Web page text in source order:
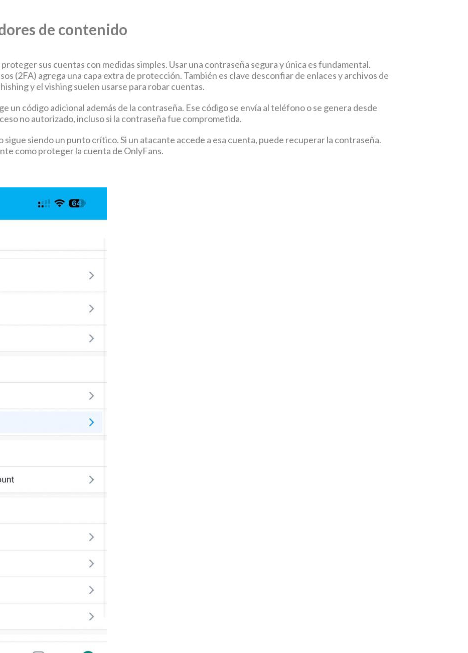
de contenido
sus cuentas con medidas simples. Usar una contraseña segura y única es fundamental.
(2FA) agrega una capa extra de protección. También es clave desconfiar de enlaces y archivos de
y el vishing suelen usarse para robar cuentas.
un código adicional además de la contraseña. Ese código se envía al teléfono o se genera desde
no autorizado, incluso si la contraseña fue comprometida.
siendo un punto crítico. Si un atacante accede a esa cuenta, puede recuperar la contraseña.
como proteger la cuenta de OnlyFans.